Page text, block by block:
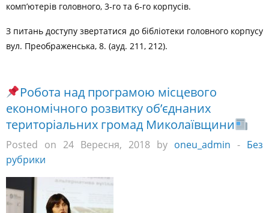
комп’ютерів головного, 3-го та 6-го корпусів.
З питань доступу звертатися до бібліотеки головного корпусу
вул. Преображенська, 8. (ауд. 211, 212).
Робота над програмою місцевого
економічного розвитку об’єднаних
територіальних громад Миколаївщини
Posted on 24 Вересня, 2018 by oneu_admin - Без
рубрики